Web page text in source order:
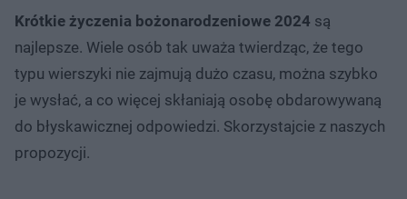
Krótkie życzenia bożonarodzeniowe 2024 są
najlepsze. Wiele osób tak uważa twierdząc, że tego
typu wierszyki nie zajmują dużo czasu, można szybko
je wysłać, a co więcej skłaniają osobę obdarowywaną
do błyskawicznej odpowiedzi. Skorzystajcie z naszych
propozycji.